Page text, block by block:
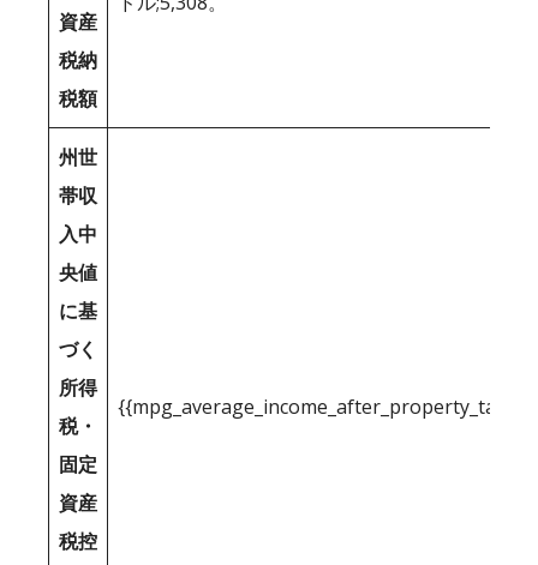
資産
税納
税額
州世
帯収
入中
央値
に基
づく
所得
税・
固定
資産
税控